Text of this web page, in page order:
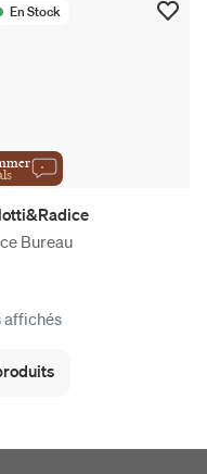
En Stock
Bureau
affichés